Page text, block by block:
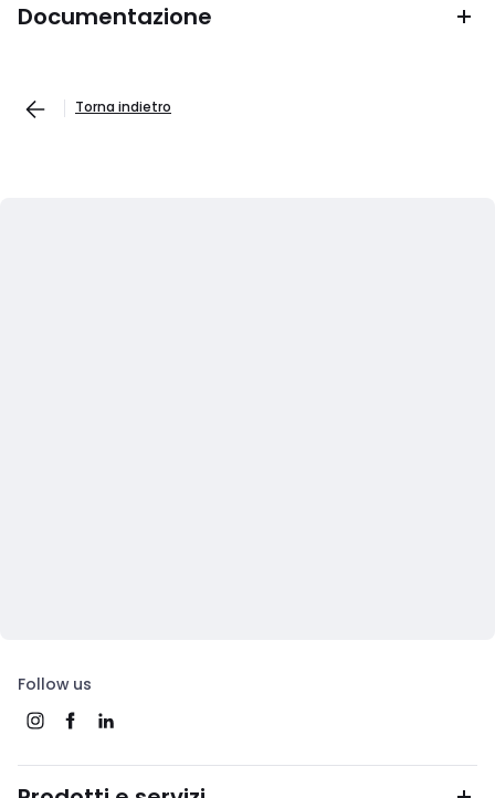
Documentazione
Torna indietro
Follow us